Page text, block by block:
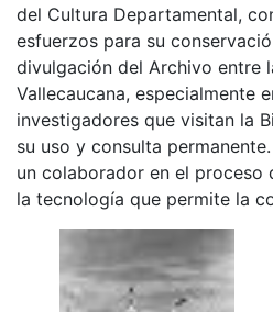
del Cultura Departamental,
esfuerzos para su
divulgación del Archivo entre
Vallecaucana, especialmente
investigadores que visitan la
su uso y consulta
un colaborador en el proceso
la tecnología que permite la